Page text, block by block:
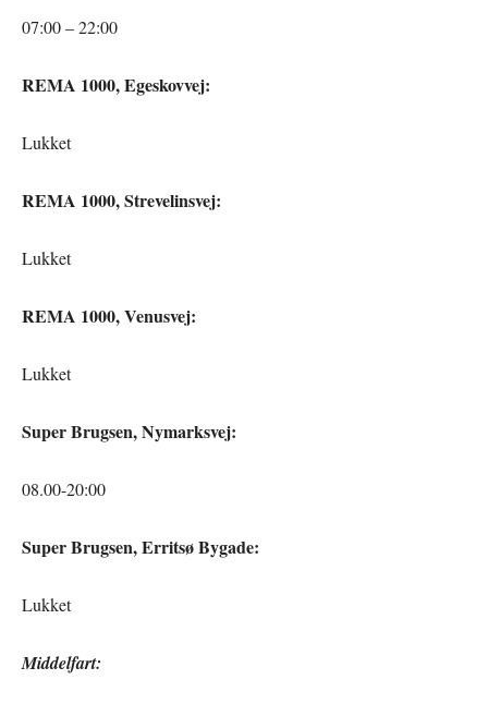
07:00 – 22:00
REMA 1000, Egeskovvej:
Lukket
REMA 1000, Strevelinsvej:
Lukket
REMA 1000, Venusvej:
Lukket
Super Brugsen, Nymarksvej:
08.00-20:00
Super Brugsen, Erritsø Bygade:
Lukket
Middelfart: